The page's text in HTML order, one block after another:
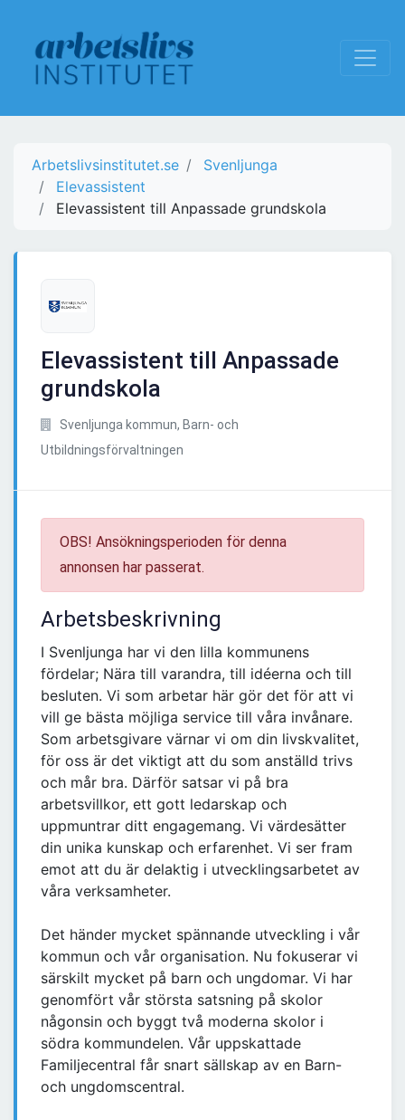
Arbetslivsinstitutet.se
Svenljunga
Elevassistent
Elevassistent till Anpassade grundskola
Elevassistent till Anpassade
grundskola
Svenljunga kommun, Barn- och
Utbildningsförvaltningen
OBS! Ansökningsperioden för denna
annonsen har passerat.
Arbetsbeskrivning
I Svenljunga har vi den lilla kommunens
fördelar; Nära till varandra, till idéerna och till
besluten. Vi som arbetar här gör det för att vi
vill ge bästa möjliga service till våra invånare.
Som arbetsgivare värnar vi om din livskvalitet,
för oss är det viktigt att du som anställd trivs
och mår bra. Därför satsar vi på bra
arbetsvillkor, ett gott ledarskap och
uppmuntrar ditt engagemang. Vi värdesätter
din unika kunskap och erfarenhet. Vi ser fram
emot att du är delaktig i utvecklingsarbetet av
våra verksamheter.
Det händer mycket spännande utveckling i vår
kommun och vår organisation. Nu fokuserar vi
särskilt mycket på barn och ungdomar. Vi har
genomfört vår största satsning på skolor
någonsin och byggt två moderna skolor i
södra kommundelen. Vår uppskattade
Familjecentral får snart sällskap av en Barn-
och ungdomscentral.